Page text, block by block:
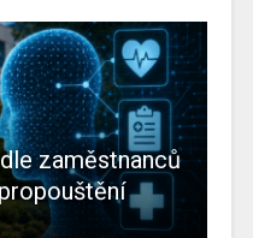
zaměstnanců